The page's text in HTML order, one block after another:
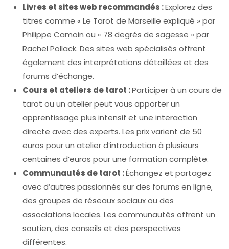
Livres et sites web recommandés :Explorez des
titres comme « Le Tarot de Marseille expliqué » par
Philippe Camoin ou « 78 degrés de sagesse » par
Rachel Pollack. Des sites web spécialisés offrent
également des interprétations détaillées et des
forums d’échange.
Cours et ateliers de tarot :Participer à un cours de
tarot ou un atelier peut vous apporter un
apprentissage plus intensif et une interaction
directe avec des experts. Les prix varient de 50
euros pour un atelier d’introduction à plusieurs
centaines d’euros pour une formation complète.
Communautés de tarot :Échangez et partagez
avec d’autres passionnés sur des forums en ligne,
des groupes de réseaux sociaux ou des
associations locales. Les communautés offrent un
soutien, des conseils et des perspectives
différentes.